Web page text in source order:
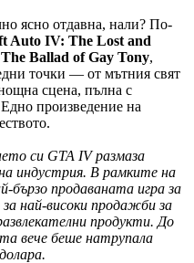
ясно отдавна, нали? По-
Auto IV: The Lost and
Ballad of Gay Tony,
точки — от мътния свят
сцена, пълна с
произведение на
си GTA IV размаза
индустрия. В рамките на
бързо продаваната игра за
най-високи продажби за
продукти. До
вече беше натрупала